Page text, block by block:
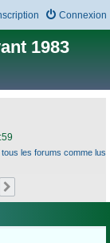
Connexion
1983
tous les forums comme lus